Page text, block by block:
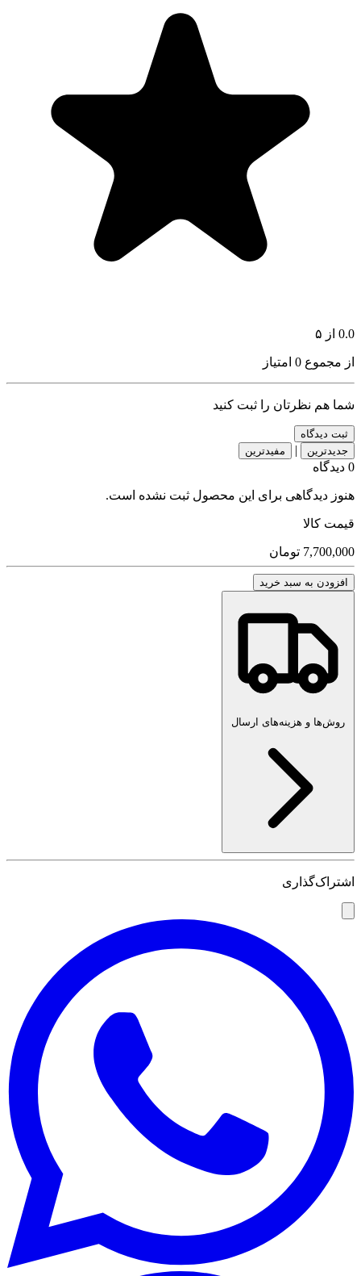
0.0 از ۵
از مجموع 0 امتیاز
شما هم نظرتان را ثبت کنید
ثبت دیدگاه
جدیدترین
| مفیدترین
0 دیدگاه
هنوز دیدگاهی برای این محصول ثبت نشده است.
قیمت کالا
7,700,000 تومان
افزودن به سبد خرید
روش‌ها و هزینه‌های ارسال
اشتراک‌گذاری